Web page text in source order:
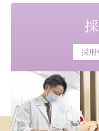
採用